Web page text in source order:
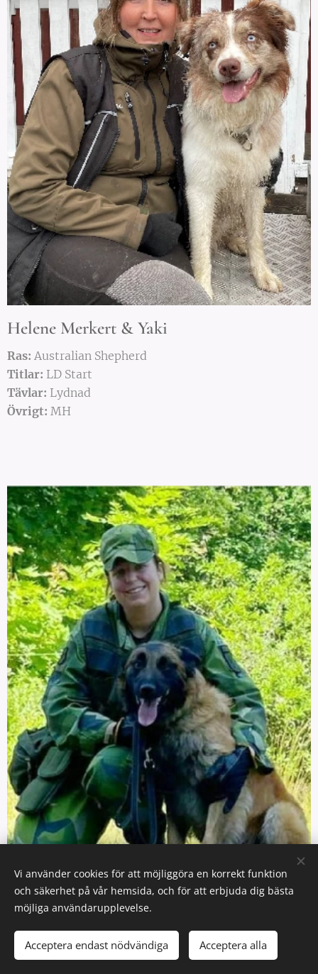
Helene Merkert & Yaki
Ras: Australian Shepherd
Titlar: LD Start
Tävlar: Lydnad
Övrigt: MH
Regina Laakso & Birk
Vi använder cookies för att möjliggöra en korrekt funktion
och säkerhet på vår hemsida, och för att erbjuda dig bästa
möjliga användarupplevelse.
Acceptera endast nödvändiga Acceptera alla